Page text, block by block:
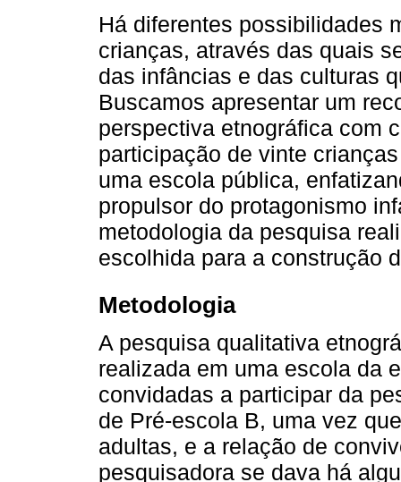
Há diferentes possibilidades
crianças, através das quais
das infâncias e das culturas
Buscamos apresentar um
perspectiva etnográfica com
participação de vinte
uma escola pública,
propulsor do protagonismo
metodologia da pesquisa
escolhida para a construção
Metodologia
A pesquisa qualitativa
realizada em uma escola da
convidadas a participar da
de Pré-escola B, uma vez
adultas, e a relação de
pesquisadora se dava há